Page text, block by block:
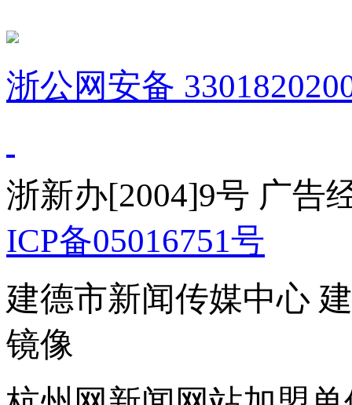
浙公网安备
浙新办[2004]9号 广告
ICP备05016751号
建德市新闻传媒中心
镜像